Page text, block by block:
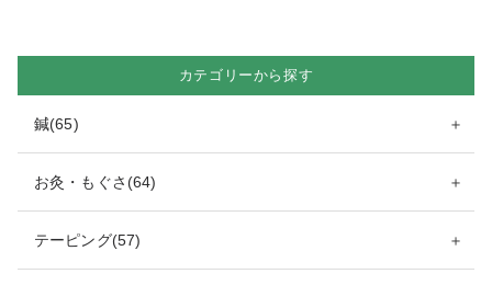
カテゴリーから探す
鍼(65) ＋
お灸・もぐさ(64) ＋
テーピング(57) ＋